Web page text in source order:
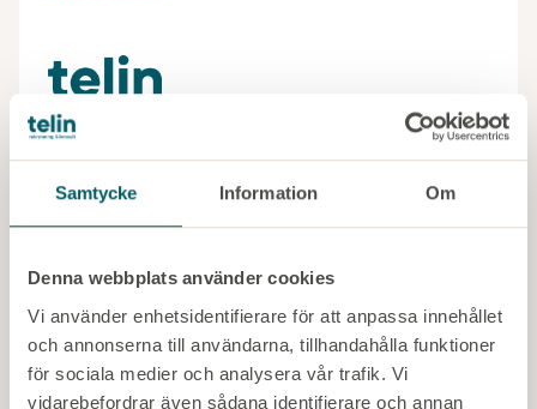
Samtycke Information Om
Denna webbplats använder cookies
Vi använder enhetsidentifierare för att anpassa innehållet
och annonserna till användarna, tillhandahålla funktioner
för sociala medier och analysera vår trafik. Vi
vidarebefordrar även sådana identifierare och annan
Är du en erfaren HR-konsult som trivs
i en operativ roll?
Om tjänsten Vi söker nu en trygg och självgående Interim
verksamhet. Uppdraget passar dig som snabbt kan sätta dig in
i nya verksamheter och som har gedigen erfarenhet...
Kategori:HR
Plats:Kalmar län,Hultsfred
Sista ansökan: 12/08/2026